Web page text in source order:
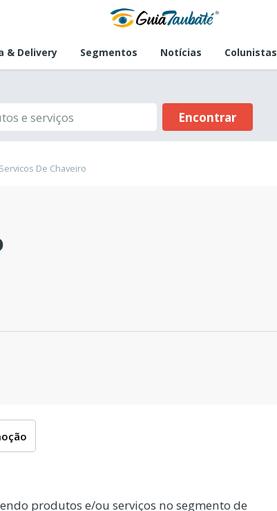
& Delivery Segmentos Notícias Colunistas
Encontrar
Servicos De Chaveiro
produtos e/ou serviços no segmento de